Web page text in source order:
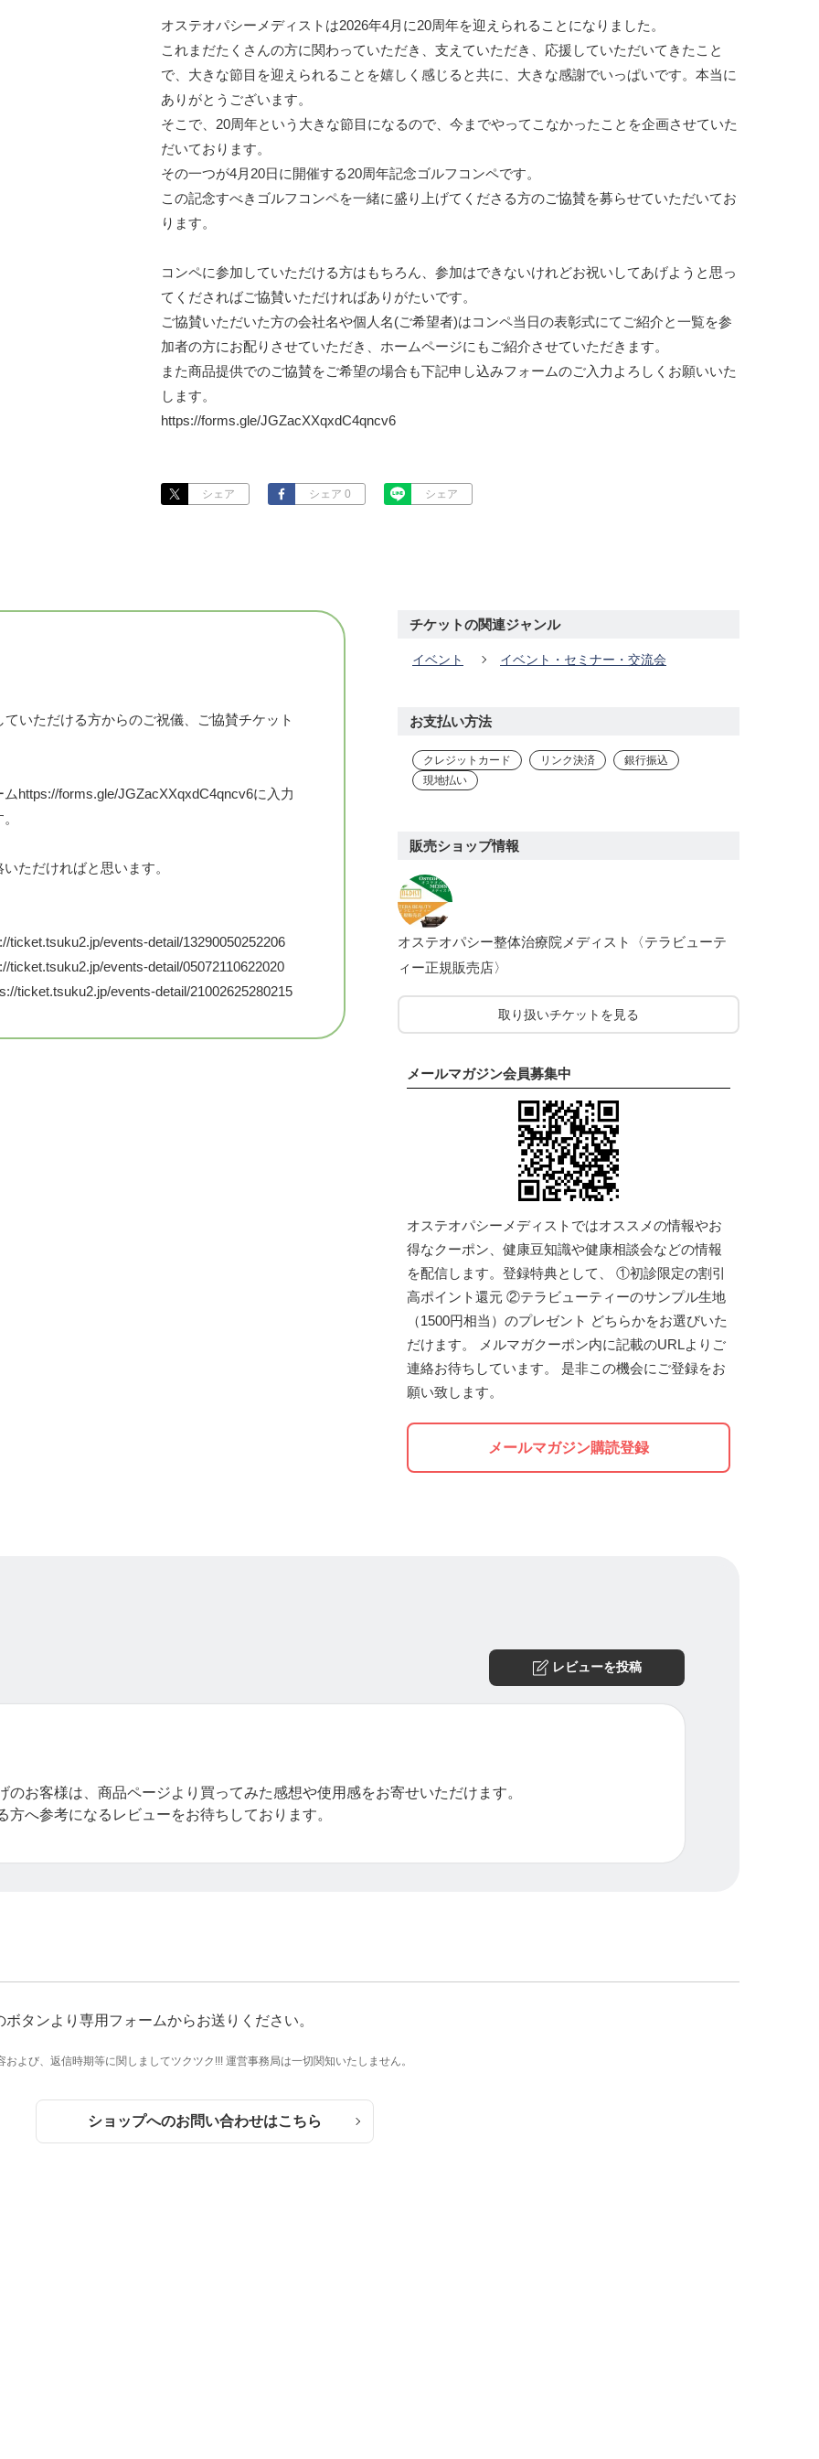
オステオパシーメディストは2026年4月に20周年を迎えられることになりました。
これまだたくさんの方に関わっていただき、支えていただき、応援していただいてきたこと
で、大きな節目を迎えられることを嬉しく感じると共に、大きな感謝でいっぱいです。本当に
ありがとうございます。
そこで、20周年という大きな節目になるので、今までやってこなかったことを企画させていた
だいております。
その一つが4月20日に開催する20周年記念ゴルフコンペです。
この記念すべきゴルフコンペを一緒に盛り上げてくださる方のご協賛を募らせていただいてお
ります。
コンペに参加していただける方はもちろん、参加はできないけれどお祝いしてあげようと思っ
てくださればご協賛いただければありがたいです。
ご協賛いただいた方の会社名や個人名(ご希望者)はコンペ当日の表彰式にてご紹介と一覧を参
加者の方にお配りさせていただき、ホームページにもご紹介させていただきます。
また商品提供でのご協賛をご希望の場合も下記申し込みフォームのご入力よろしくお願いいた
します。
https://forms.gle/JGZacXXqxdC4qncv6
シェア シェア 0 シェア
いただける方からのご祝儀、ご協賛チケット
https://forms.gle/JGZacXXqxdC4qncv6に入力
ただければと思います。
events-detail/13290050252206
events-detail/05072110622020
ticket.tsuku2.jp/events-detail/21002625280215
チケットの関連ジャンル
イベント イベント・セミナー・交流会
お支払い方法
クレジットカード リンク決済
銀行振込
現地払い
販売ショップ情報
オステオパシー整体治療院メディスト〈テラビューテ
ィー正規販売店〉
取り扱いチケットを見る
メールマガジン会員募集中
オステオパシーメディストではオススメの情報やお
得なクーポン、健康豆知識や健康相談会などの情報
を配信します。登録特典として、 ①初診限定の割引
高ポイント還元 ②テラビューティーのサンプル生地
（1500円相当）のプレゼント どちらかをお選びいた
だけます。 メルマガクーポン内に記載のURLよりご
連絡お待ちしています。 是非この機会にご登録をお
願い致します。
メールマガジン購読登録
レビューを投稿
お客様は、商品ページより買ってみた感想や使用感をお寄せいただけます。
へ参考になるレビューをお待ちしております。
タンより専用フォームからお送りください。
よび、返信時期等に関しましてツクツク!!! 運営事務局は一切関知いたしません。
ショップへのお問い合わせはこちら